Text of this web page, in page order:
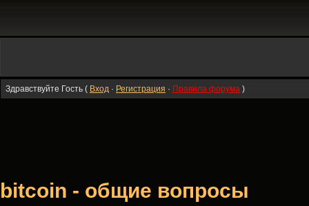
Здравствуйте Гость ( Вход · Регистрация · Правила форума )
bitcoin - общие вопросы